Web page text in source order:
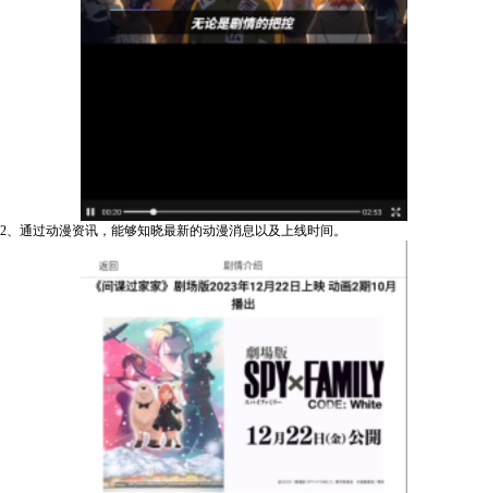
2、通过动漫资讯，能够知晓最新的动漫消息以及上线时间。